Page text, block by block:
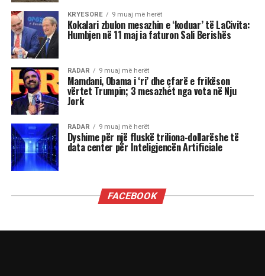
nënvizuar se kjo javë do të shënohet nga
tensione, lëvizje të papritura, dinamizëm në
marrëdhënie dhe sfida ekonomike. Për disa
shenja, kjo është një javë premtuese që hap dyer
të reja, për të tjera, një moment i ndjeshëm ku
fati kërkon maturi dhe vetëpërmbajtje
Çdo shenjë do ta ndjejë këtë energji ndryshe nga
përplasjet emocionale të Dashit dhe pasiguritë e
Shigjetarit, te balancimi personal i Peshores dhe
fuqia komunikuese e Ujorit. Por një gjë është e
sigurt: qielli është në lëvizje dhe kush është i
gatshëm të dëgjojë mesazhet e tij, mund të dalë